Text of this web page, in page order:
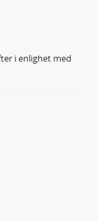
i enlighet med